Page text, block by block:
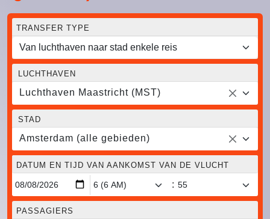
TRANSFER TYPE
LUCHTHAVEN
Luchthaven Maastricht (MST)
STAD
Amsterdam (alle gebieden)
DATUM EN TIJD VAN AANKOMST VAN DE VLUCHT
:
PASSAGIERS